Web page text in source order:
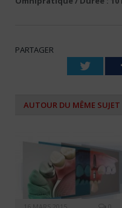
PARTAGER
AUTOUR DU MÊME SUJET